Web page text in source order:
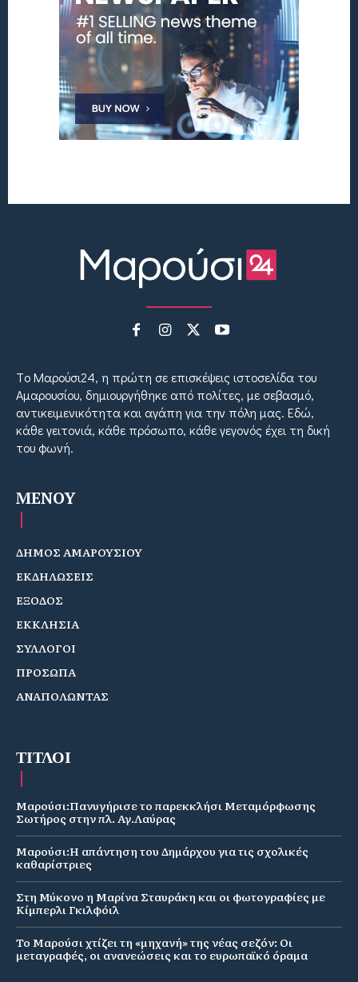
Tο Μαρούσι24, η πρώτη σε επισκέψεις ιστοσελίδα του
Αμαρουσίου, δημιουργήθηκε από πολίτες, με σεβασμό,
αντικειμενικότητα και αγάπη για την πόλη μας. Εδώ,
κάθε γειτονιά, κάθε πρόσωπο, κάθε γεγονός έχει τη δική
του φωνή.
MENOY
ΔΗΜΟΣ ΑΜΑΡΟΥΣΙΟΥ
ΕΚΔΗΛΩΣΕΙΣ
ΕΞΟΔΟΣ
ΕΚΚΛΗΣΙΑ
ΣΥΛΛΟΓΟΙ
ΠΡΟΣΩΠΑ
ΑΝΑΠΟΛΩΝΤΑΣ
ΤΙΤΛΟΙ
Μαρούσι:Πανυγήρισε το παρεκκλήσι Μεταμόρφωσης
Σωτήρος στην πλ. Αγ.Λαύρας
Μαρούσι:Η απάντηση του Δημάρχου για τις σχολικές
καθαρίστριες
Στη Μύκονο η Μαρίνα Σταυράκη και οι φωτογραφίες με
Κίμπερλι Γκιλφόιλ
Το Μαρούσι χτίζει τη «μηχανή» της νέας σεζόν: Οι
μεταγραφές, οι ανανεώσεις και το ευρωπαϊκό όραμα